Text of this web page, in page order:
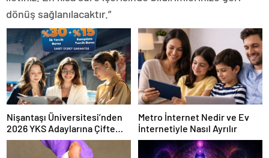
dönüş sağlanılacaktır.”
Nişantaşı Üniversitesi’nden
2026 YKS Adaylarına Çifte
Güvence: Sabit Ücret ve
Kesintisiz Burs
Metro İnternet Nedir ve Ev
İnternetiyle Nasıl Ayrılır